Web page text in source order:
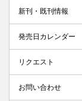
新刊・既刊情報
発売日カレンダー
リクエスト
お問い合わせ